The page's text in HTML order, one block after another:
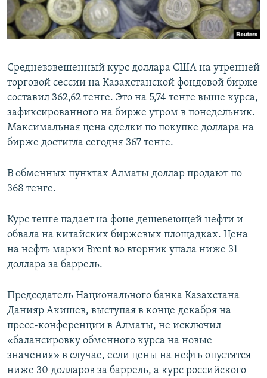
Средневзвешенный курс доллара США на утренней
торговой сессии на Казахстанской фондовой бирже
составил 362,62 тенге. Это на 5,74 тенге выше курса,
зафиксированного на бирже утром в понедельник.
Максимальная цена сделки по покупке доллара на
бирже достигла сегодня 367 тенге.
В обменных пунктах Алматы доллар продают по
368 тенге.
Курс тенге падает на фоне дешевеющей нефти и
обвала на китайских биржевых площадках. Цена
на нефть марки Brent во вторник упала ниже 31
доллара за баррель.
Председатель Национального банка Казахстана
Данияр Акишев, выступая в конце декабря на
пресс-конференции в Алматы, не исключил
«балансировку обменного курса на новые
значения» в случае, если цены на нефть опустятся
ниже 30 долларов за баррель, а курс российского